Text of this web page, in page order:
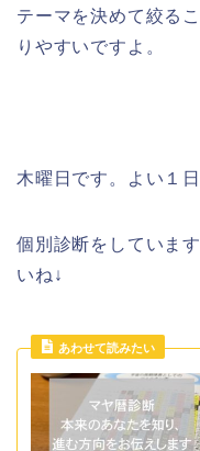
テーマを決めて絞る
りやすいですよ。
木曜日です。よい１
個別診断をしていま
いね↓